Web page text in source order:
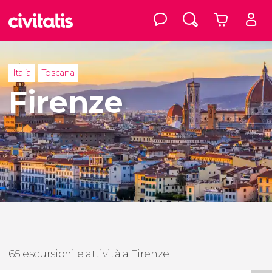
Italia Toscana
Firenze
65 escursioni e attività a Firenze